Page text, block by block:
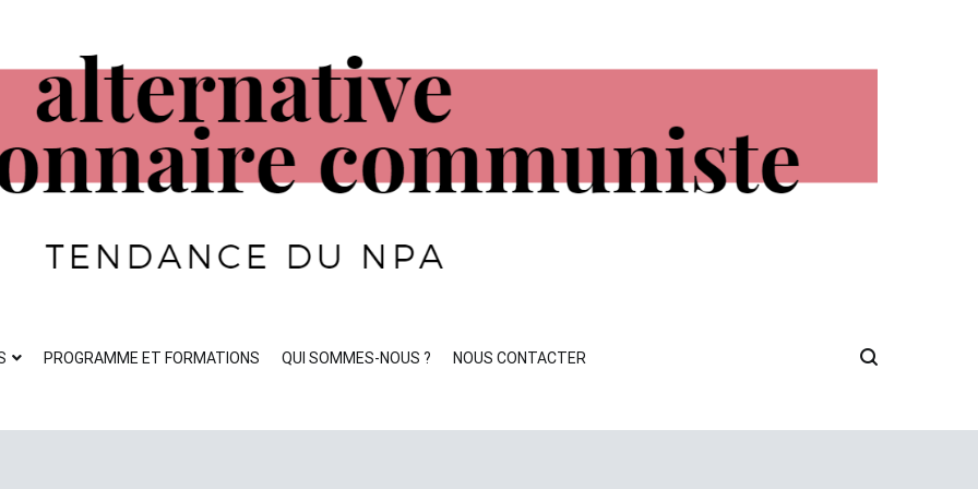
PROGRAMME ET FORMATIONS QUI SOMMES-NOUS ? NOUS CONTACTER